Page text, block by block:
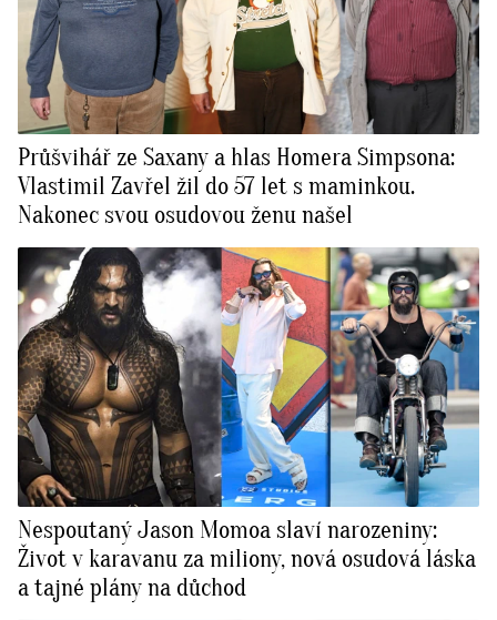
Průšvihář ze Saxany a hlas Homera Simpsona:
Vlastimil Zavřel žil do 57 let s maminkou.
Nakonec svou osudovou ženu našel
Nespoutaný Jason Momoa slaví narozeniny:
Život v karavanu za miliony, nová osudová láska
a tajné plány na důchod